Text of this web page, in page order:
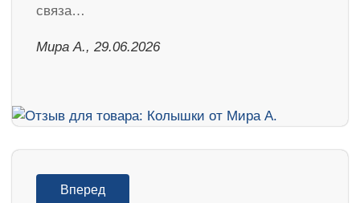
связа…
Мира А., 29.06.2026
Вперед